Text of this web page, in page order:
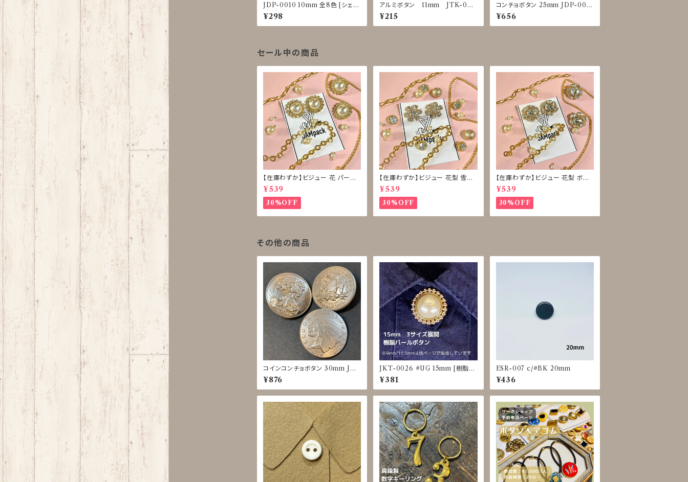
JDP-0010 10mm 全8色 [シェル
調][裏足ボタン][ブラウス]
¥298
アルミボタン 11mm JTK-002
5～0029
¥215
コンチョボタン 25mm JDP-001
6
¥656
セール中の商品
【在庫わずか】ビジュー 花 パール
ボタン 再販なし
¥539
30%OFF
【在庫わずか】ビジュー 花型 雪型
ボタン 再販なし
¥539
30%OFF
【在庫わずか】ビジュー 花型 ボタ
ン 再販なし
¥539
30%OFF
その他の商品
コインコンチョボタン 30mm JDP
-0017
¥876
JKT-0026 #UG 15mm [樹脂パ
ール] [裏足ボタン]
¥381
ESR-007 c/#BK 20mm
¥436